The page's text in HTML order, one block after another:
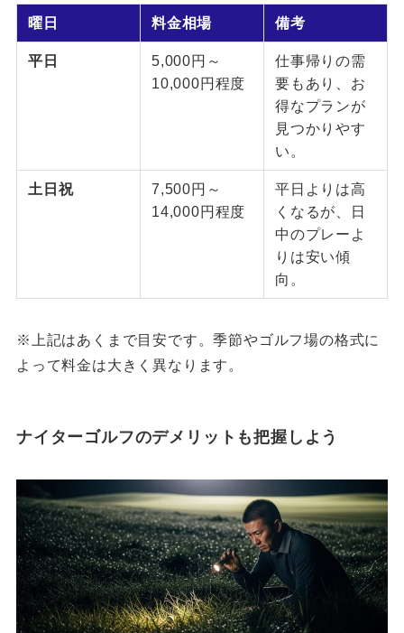
曜日 料金相場 備考
平日
5,000円～
10,000円程度
仕事帰りの需
要もあり、お
得なプランが
見つかりやす
い。
土日祝
7,500円～
14,000円程度
平日よりは高
くなるが、日
中のプレーよ
りは安い傾
向。
※上記はあくまで目安です。季節やゴルフ場の格式に
よって料金は大きく異なります。
ナイターゴルフのデメリットも把握しよう